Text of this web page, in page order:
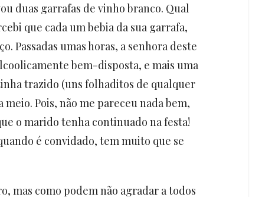
duas garrafas de vinho branco. Qual
que cada um bebia da sua garrafa,
Passadas umas horas, a senhora deste
bem-disposta, e mais uma
trazido (uns folhaditos de qualquer
Pois, não me pareceu nada bem,
o marido tenha continuado na festa!
é convidado, tem muito que se
mas como podem não agradar a todos